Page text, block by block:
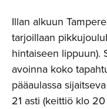
Illan alkuun
tarjoillaan
hintaiseen lippuun).
avoinna koko
pääaulassa
21 asti (keittiö klo 20